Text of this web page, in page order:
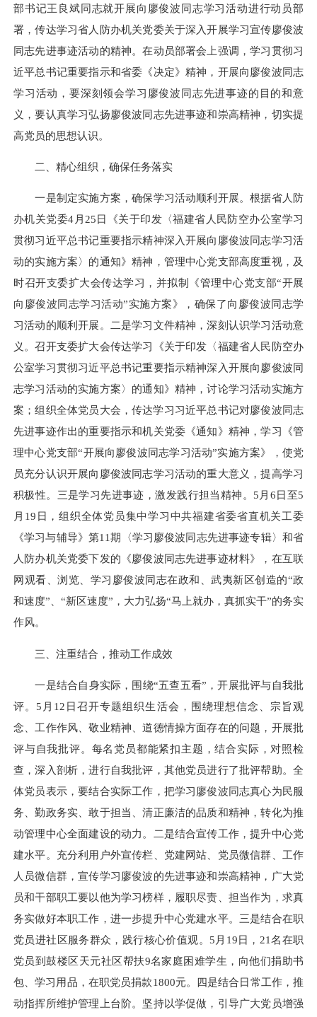
部书记王良斌同志就开展向廖俊波同志学习活动进行动员部
署，传达学习省人防办机关党委关于深入开展学习宣传廖俊波
同志先进事迹活动的精神。在动员部署会上强调，学习贯彻习
近平总书记重要指示和省委《决定》精神，开展向廖俊波同志
学习活动，要深刻领会学习廖俊波同志先进事迹的目的和意
义，要认真学习弘扬廖俊波同志先进事迹和崇高精神，切实提
高党员的思想认识。
二、精心组织，确保任务落实
一是制定实施方案，确保学习活动顺利开展。根据省人防
办机关党委4月25日《关于印发〈福建省人民防空办公室学习
贯彻习近平总书记重要指示精神深入开展向廖俊波同志学习活
动的实施方案〉的通知》精神，管理中心党支部高度重视，及
时召开支委扩大会传达学习，并拟制《管理中心党支部“开展
向廖俊波同志学习活动”实施方案》，确保了向廖俊波同志学
习活动的顺利开展。二是学习文件精神，深刻认识学习活动意
义。召开支委扩大会传达学习《关于印发〈福建省人民防空办
公室学习贯彻习近平总书记重要指示精神深入开展向廖俊波同
志学习活动的实施方案〉的通知》精神，讨论学习活动实施方
案；组织全体党员大会，传达学习习近平总书记对廖俊波同志
先进事迹作出的重要指示和机关党委《通知》精神，学习《管
理中心党支部“开展向廖俊波同志学习活动”实施方案》，使党
员充分认识开展向廖俊波同志学习活动的重大意义，提高学习
积极性。三是学习先进事迹，激发践行担当精神。5月6日至5
月19日，组织全体党员集中学习中共福建省委省直机关工委
《学习与辅导》第11期〈学习廖俊波同志先进事迹专辑〉和省
人防办机关党委下发的《廖俊波同志先进事迹材料》，在互联
网观看、浏览、学习廖俊波同志在政和、武夷新区创造的“政
和速度”、“新区速度”，大力弘扬“马上就办，真抓实干”的务实
作风。
三、注重结合，推动工作成效
一是结合自身实际，围绕“五查五看”，开展批评与自我批
评。5月12日召开专题组织生活会，围绕理想信念、宗旨观
念、工作作风、敬业精神、道德情操方面存在的问题，开展批
评与自我批评。每名党员都能紧扣主题，结合实际，对照检
查，深入剖析，进行自我批评，其他党员进行了批评帮助。全
体党员表示，要结合实际工作，把学习廖俊波同志真心为民服
务、勤政务实、敢于担当、清正廉洁的品质和精神，转化为推
动管理中心全面建设的动力。二是结合宣传工作，提升中心党
建水平。充分利用户外宣传栏、党建网站、党员微信群、工作
人员微信群，宣传学习廖俊波的先进事迹和崇高精神，广大党
员和干部职工要以他为学习榜样，履职尽责、担当作为，求真
务实做好本职工作，进一步提升中心党建水平。三是结合在职
党员进社区服务群众，践行核心价值观。5月19日，21名在职
党员到鼓楼区天元社区帮扶9名家庭困难学生，向他们捐助书
包、学习用品，在职党员捐款1800元。四是结合日常工作，推
动指挥所维护管理上台阶。坚持以学促做，引导广大党员增强